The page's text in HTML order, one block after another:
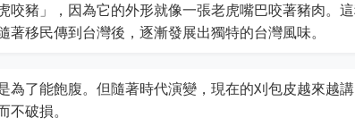
咬豬」，因為它的外形就像一張老虎嘴巴咬著豬肉。
移民傳到台灣後，逐漸發展出獨特的台灣風味。
為了能飽腹。但隨著時代演變，現在的刈包皮越來越
破損。